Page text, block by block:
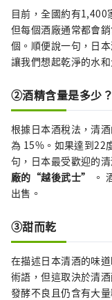
目前，全國約有1,400
但每個酒廠通常都會
個。順便說一句，日
讓我們想起乾淨的水和
②酒精含量是多少？
根據日本酒稅法，清
為 15%。如果達到22
句，日本最受歡迎的
廠的“越後武士”
。
出售。
③甜而乾
在描述日本清酒的味
術語，但這取決於清
發酵不良且仍含有大